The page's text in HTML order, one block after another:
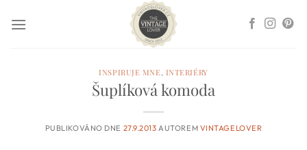
INSPIRUJE MNE, INTERIÉRY
Šuplíková komoda
PUBLIKOVÁNO DNE 27.9.2013 AUTOREM VINTAGELOVER